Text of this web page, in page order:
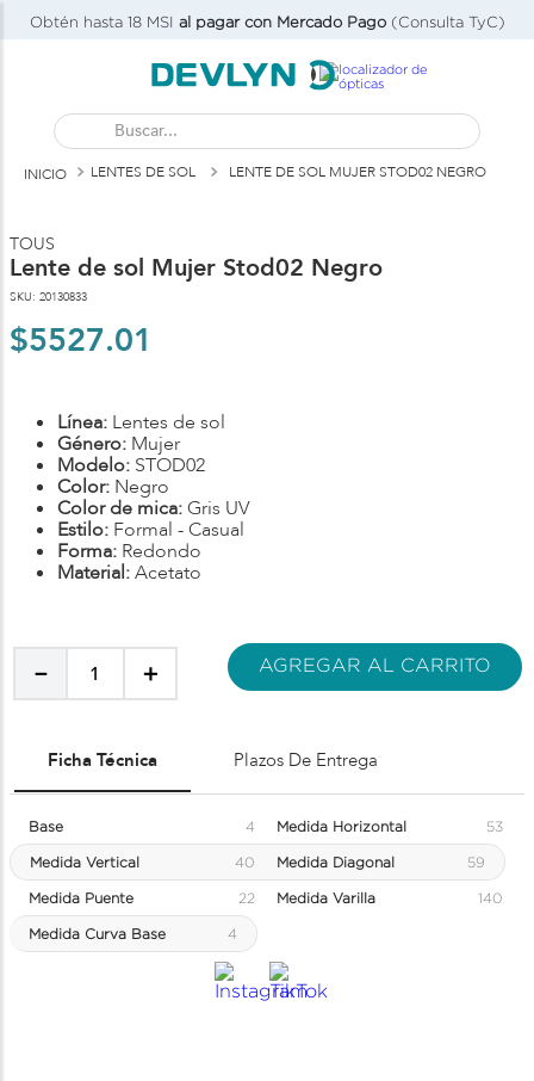
Obtén hasta 18 MSI al pagar con Mercado Pago(Consulta TyC)
Buscar...
LENTES DE SOL LENTE DE SOL MUJER STOD02 NEGRO
TOUS
Lente de sol Mujer Stod02 Negro
SKU: 20130833
$5527.01
Línea: Lentes de sol
Género: Mujer
Modelo: STOD02
Color: Negro
Color de mica:Gris UV
Estilo: Formal -Casual
Forma: Redondo
Material:Acetato
＋
－ AGREGAR AL CARRITO
Ficha Técnica Plazos De Entrega
Base 4 Medida Horizontal 53
Medida Vertical 40 Medida Diagonal 59
Medida Puente 22 Medida Varilla 140
Medida Curva Base 4